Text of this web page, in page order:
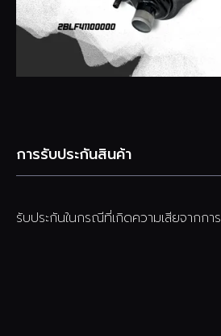
การรับประกันสินค้า
รับประกันในกรณีที่เกิดความเสียจากกา